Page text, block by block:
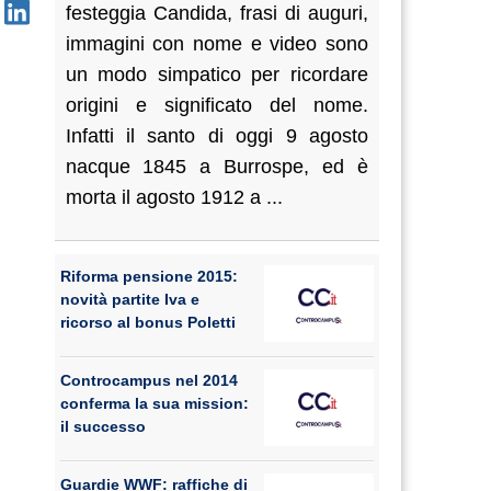
festeggia Candida, frasi di auguri,
immagini con nome e video sono
un modo simpatico per ricordare
origini e significato del nome.
Infatti il santo di oggi 9 agosto
nacque 1845 a Burrospe, ed è
morta il agosto 1912 a ...
Riforma pensione 2015:
novità partite Iva e
ricorso al bonus Poletti
Controcampus nel 2014
conferma la sua mission:
il successo
Guardie WWF: raffiche di